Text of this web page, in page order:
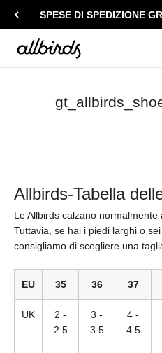
SPESE DI SPEDIZIONE
Allbirds
Allbirds-Tabella
Le Allbirds calzano normalmente
Tuttavia, se hai i piedi larghi o
consigliamo di scegliere una
EU 35 36 37
UK
2 -
2.5
3 -
3.5
4 -
4.5